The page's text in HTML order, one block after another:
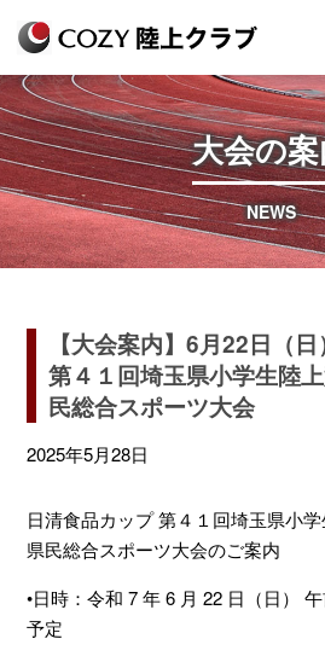
content
大会の
NEWS
【大会案内】6月22日（
第４１回埼⽟県⼩学⽣陸
⺠総合スポーツ⼤会
2025年5月28日
⽇清⾷品カップ 第４１回埼⽟県⼩
県⺠総合スポーツ⼤会のご案内
•⽇時：令和 7 年 6 ⽉ 22 ⽇（⽇）
予定